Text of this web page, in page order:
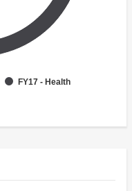
FY17 - Health